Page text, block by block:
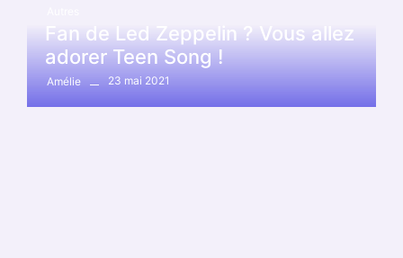
Fan de Led Zeppelin ? Vous allez
adorer Teen Song !
Amélie 23 mai 2021